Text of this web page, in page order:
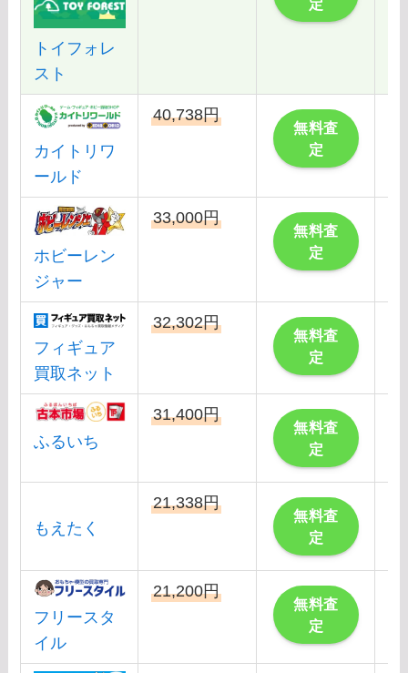
トイフォレ
スト
定
カイトリワ
ールド
40,738円
無料査
定
ホビーレン
ジャー
33,000円
無料査
定
フィギュア
買取ネット
32,302円
無料査
定
ふるいち
31,400円
無料査
定
もえたく
21,338円
無料査
定
フリースタ
イル
21,200円
無料査
定